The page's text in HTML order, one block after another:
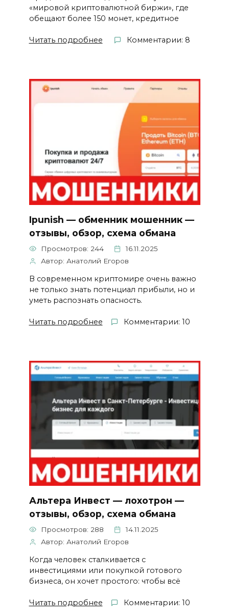
«мировой криптовалютной биржи», где
обещают более 150 монет, кредитное
Читать подробнее Комментарии: 8
Ipunish — обменник мошенник —
отзывы, обзор, схема обмана
Просмотров: 244
16.11.2025
Автор: Анатолий Егоров
В современном криптомире очень важно
не только знать потенциал прибыли, но и
уметь распознать опасность.
Читать подробнее Комментарии: 10
Альтера Инвест — лохотрон —
отзывы, обзор, схема обмана
Просмотров: 288
14.11.2025
Автор: Анатолий Егоров
Когда человек сталкивается с
инвестициями или покупкой готового
бизнеса, он хочет простого: чтобы всё
Читать подробнее Комментарии: 10